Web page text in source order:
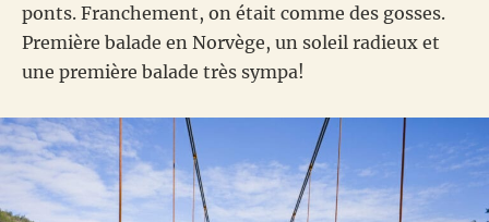
ponts. Franchement, on était comme des gosses.
Première balade en Norvège, un soleil radieux et
une première balade très sympa!